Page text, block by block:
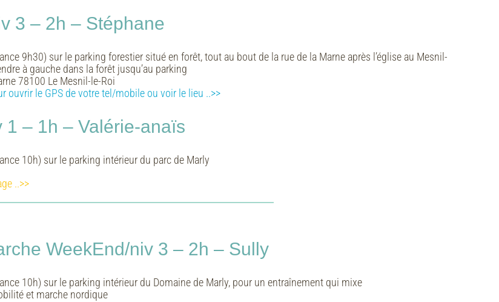
3 – 2h – Stéphane
9h30) sur le parking forestier situé en forêt, tout au bout de la rue de la Marne après l’église au Mesnil-
à gauche dans la forêt jusqu’au parking
78100 Le Mesnil-le-Roi
ouvrir le GPS de votre tel/mobile ou voir le lieu ..>>
1 – 1h – Valérie-anaïs
10h) sur le parking intérieur du parc de Marly
..>>
WeekEnd/niv 3 – 2h – Sully
10h) sur le parking intérieur du Domaine de Marly, pour un entraînement qui mixe
et marche nordique